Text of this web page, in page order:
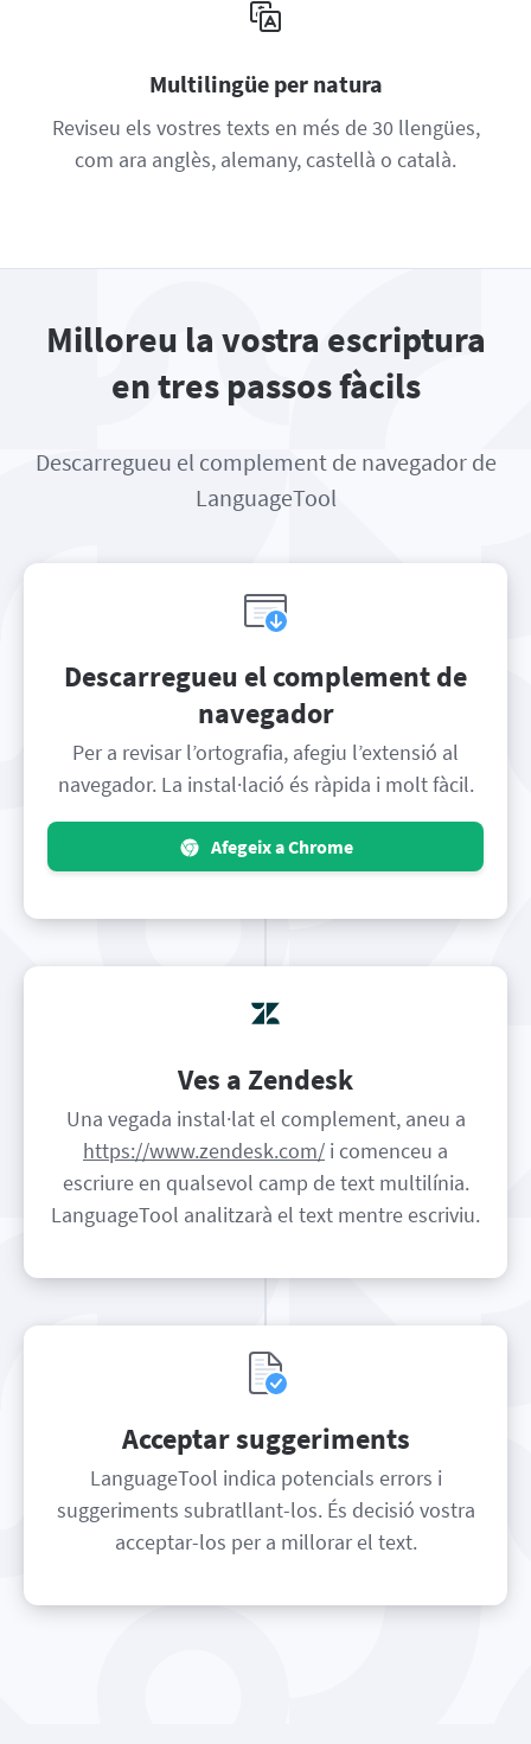
Multilingüe per natura
Reviseu els vostres texts en més de 30 llengües,
com ara anglès, alemany, castellà o català.
Milloreu la vostra escriptura
en tres passos fàcils
Descarregueu el complement de navegador de
LanguageTool
Descarregueu el complement de
navegador
Per a revisar l’ortografia, afegiu l’extensió al
navegador. La instal·lació és ràpida i molt fàcil.
Afegeix a Chrome
Ves a Zendesk
Una vegada instal·lat el complement, aneu a
https://www.zendesk.com/ i comenceu a
escriure en qualsevol camp de text multilínia.
LanguageTool analitzarà el text mentre escriviu.
Acceptar suggeriments
LanguageTool indica potencials errors i
suggeriments subratllant-los. És decisió vostra
acceptar-los per a millorar el text.